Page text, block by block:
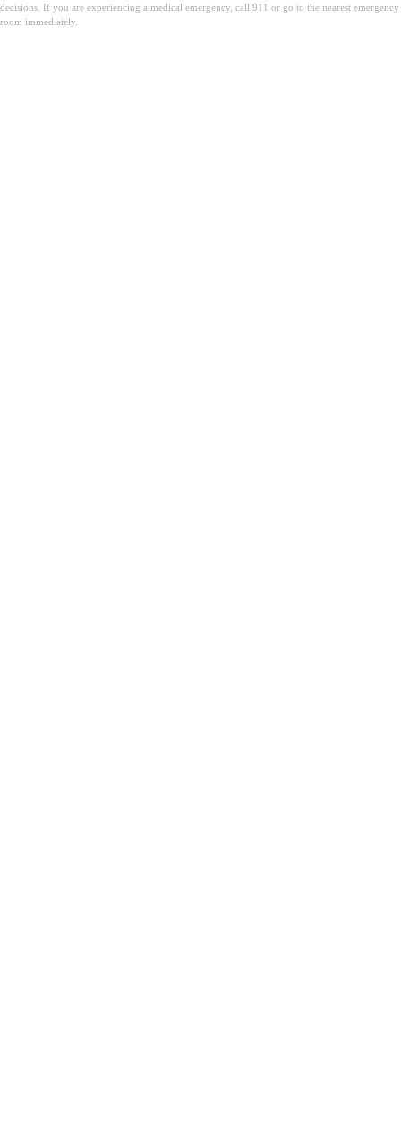
decisions. If you are experiencing a medical emergency, call 911 or go to the nearest emergency
room immediately.